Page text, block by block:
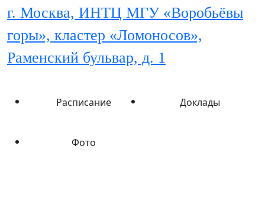
г. Москва, ИНТЦ МГУ «Воробьёвы
горы», кластер «Ломоносов»,
Раменский бульвар, д. 1
Расписание Доклады
Фото